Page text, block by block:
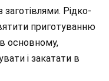
Рідко-
приготуванню
основному,
і закатати в